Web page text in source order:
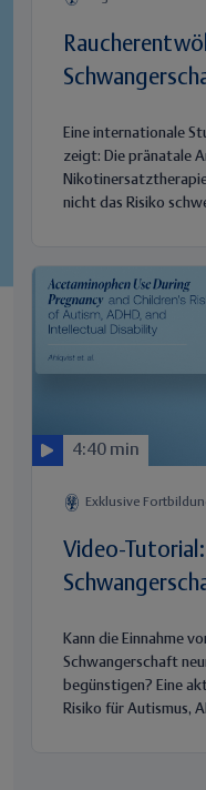
Eine internationale
zeigt: Die pränatale
nicht das Risiko
4:40 min
Exklusive
Video-
Kann die Einnahme
Schwangerschaft
begünstigen? Eine
Risiko für Autismus,